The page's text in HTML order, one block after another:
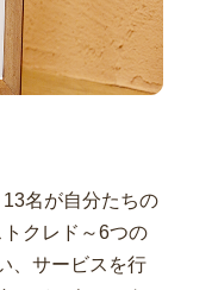
名が自分たちの
クレド～6つの
、サービスを行